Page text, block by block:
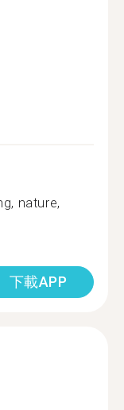
nature,
下載APP